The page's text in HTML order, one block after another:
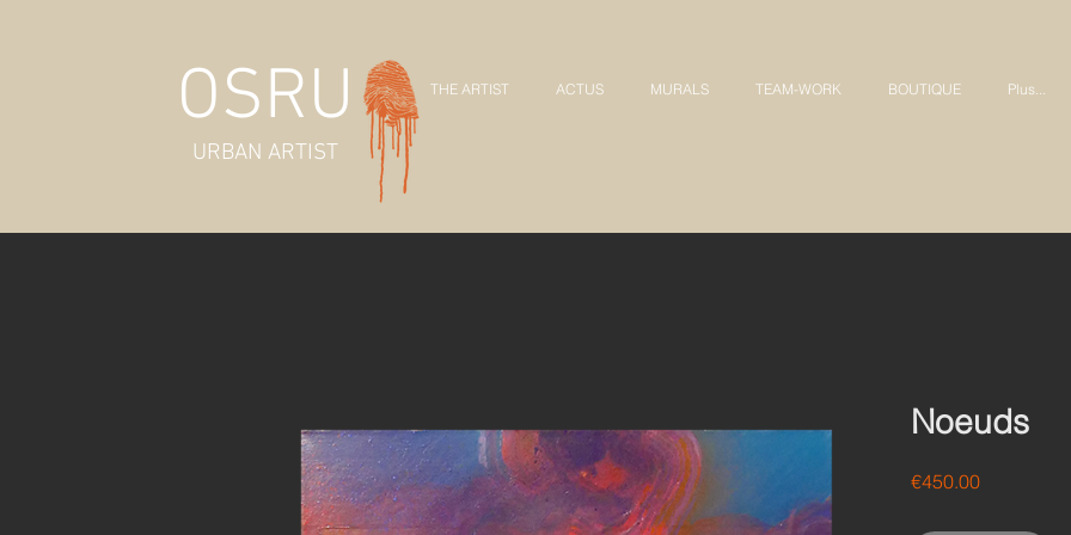
OSRU
URBAN ARTIST
THE ARTIST ACTUS MURALS TEAM-WORK BOUTIQUE Plus...
Noeuds
€450.00Price